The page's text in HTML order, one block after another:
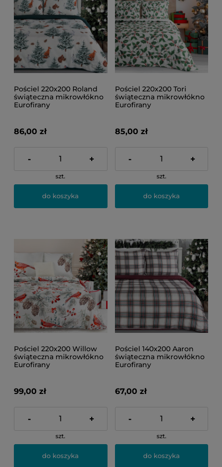
Pościel 220x200 Roland
świąteczna mikrowłókno
Eurofirany
86,00 zł
- +
szt.
do koszyka
Pościel 220x200 Tori
świąteczna mikrowłókno
Eurofirany
85,00 zł
- +
szt.
do koszyka
Pościel 220x200 Willow
świąteczna mikrowłókno
Eurofirany
99,00 zł
- +
szt.
do koszyka
Pościel 140x200 Aaron
świąteczna mikrowłókno
Eurofirany
67,00 zł
- +
szt.
do koszyka